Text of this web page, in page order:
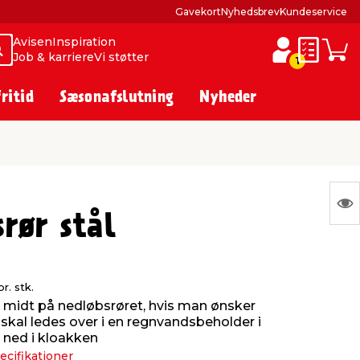
AvisenInspiration
Job & karriereVi støtter 1
GavekortNyhedsbrevKundeservice
Sæsonafslutning Nyheder
stål
stk.
midt på nedløbsrøret, hvis man ønsker
ledes over i en regnvandsbeholder i
i kloakken